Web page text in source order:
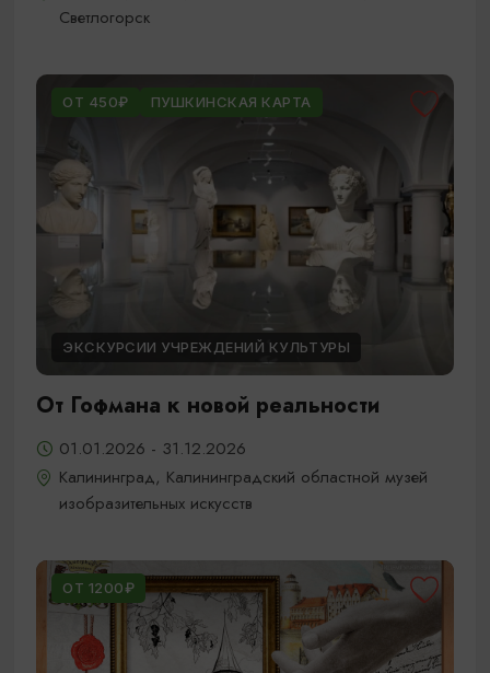
Светлогорск
ОТ 450₽ ПУШКИНСКАЯ КАРТА
ЭКСКУРСИИ УЧРЕЖДЕНИЙ КУЛЬТУРЫ
От Гофмана к новой реальности
01.01.2026 - 31.12.2026
Калининград, Калининградский областной музей
изобразительных искусств
ОТ 1200₽